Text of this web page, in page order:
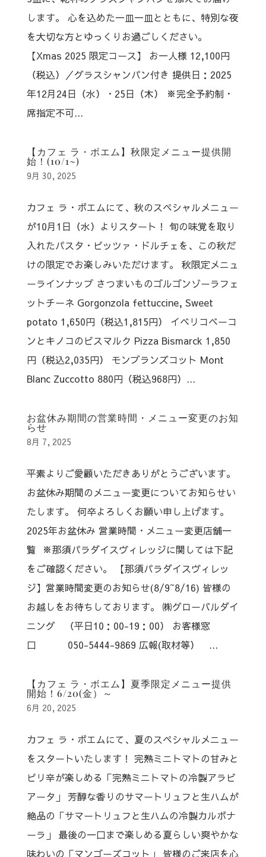
します。 心を込めた一皿一皿とともに、特別な夜
を大切な方とゆっくりお過ごしください。
【Xmas 2025 限定コース】 お一人様 12,100円
（税込）／グラスシャンパン付き 提供日：2025
年12月24日（水）・25日（木） ※完全予約制・
席指定不可...
【カフェ ラ・ボエム】秋限定メニュー提供開
始！(10/1~)
9月 30, 2025
カフェ ラ・ボエムにて、秋のスペシャルメニュー
が10月1日（水）よりスタート！⁠ 旬の味覚を取り
入れたパスタ・ピッツァ・ドルチェを、この秋だ
けの限定でお楽しみいただけます。 秋限定メニュ
ーラインナップ さつまいものゴルゴンゾーラフェ
ットチーネ Gorgonzola fettuccine, Sweet
potato 1,650円（税込1,815円） イベリコベーコ
ンとキノコのビスマルク Pizza Bismarck 1,850
円（税込2,035円） モンブランズコット Mont
Blanc Zuccotto 880円（税込968円）...
お盆休み期間の営業時間・メニュー変更のお知
らせ
8月 7, 2025
平素よりご愛顧いただきありがとうございます。
お盆休み期間のメニュー変更についてお知らせい
たします。 何卒よろしくお願い申し上げます。
2025年お盆休み 営業時間・メニュー変更店舗一
覧 ※那須パラダイスヴィレッジに関しては下記
をご確認ください。 【那須パラダイスヴィレッ
ジ】営業時間変更のお知らせ(8/9~8/16) 皆様の
お越しをお待ちしております。 ㈱グローバルダイ
ニング （平日10：00-19：00） お客様窓
口 050-5444-9869 広報(取材等） ...
【カフェ ラ・ボエム】夏季限定メニュー提供
開始！6/20(金）～
6月 20, 2025
カフェ ラ・ボエムにて、夏のスペシャルメニュー
をスタートいたします！ 完熟ミニトマトの甘みと
ピリ辛が楽しめる「完熟ミニトマトの冷製アラビ
アータ」 芳醇な香りのサマートリュフと生ハムが
絶品の「サマートリュフと生ハムの冷製カルボナ
ーラ」 最後の一口まで楽しめる夏らしい爽やかな
味わいの「マンゴーズコット」 皆様のご来店を心